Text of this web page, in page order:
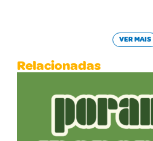
VER MAIS
Relacionadas